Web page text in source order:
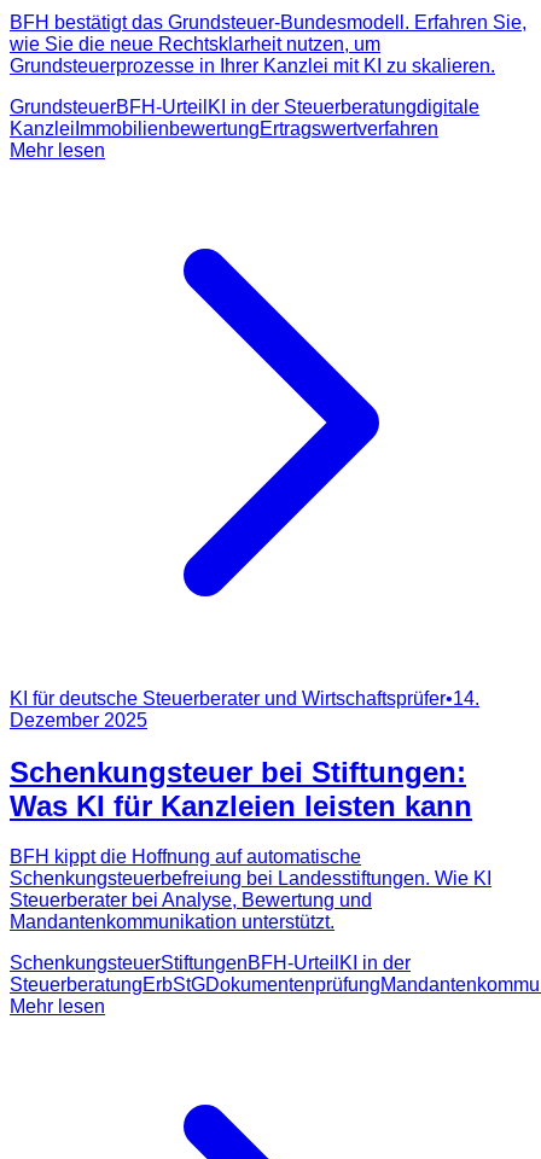
BFH bestätigt das Grundsteuer-Bundesmodell. Erfahren Sie,
wie Sie die neue Rechtsklarheit nutzen, um
Grundsteuerprozesse in Ihrer Kanzlei mit KI zu skalieren.
GrundsteuerBFH-Urteil KI in der Steuerberatungdigitale
Kanzlei ImmobilienbewertungErtragswertverfahren
Mehr lesen
KI für deutsche Steuerberater und Wirtschaftsprüfer•14.
Dezember 2025
Schenkungsteuer bei Stiftungen:
Was KI für Kanzleien leisten kann
BFH kippt die Hoffnung auf automatische
Schenkungsteuerbefreiung bei Landesstiftungen. Wie KI
Steuerberater bei Analyse, Bewertung und
Mandantenkommunikation unterstützt.
SchenkungsteuerStiftungenBFH-Urteil KI in der
SteuerberatungErbStGDokumentenprüfung
Mehr lesen